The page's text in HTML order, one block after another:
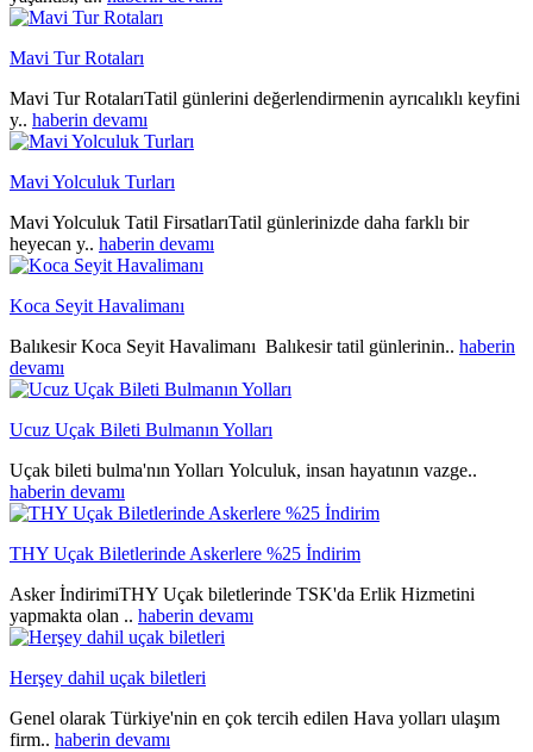
Mavi Tur Rotaları
Mavi Tur RotalarıTatil günlerini değerlendirmenin ayrıcalıklı keyfini
y.. haberin devamı
Mavi Yolculuk Turları
Mavi Yolculuk Tatil FirsatlarıTatil günlerinizde daha farklı bir
heyecan y.. haberin devamı
Koca Seyit Havalimanı
Balıkesir Koca Seyit Havalimanı Balıkesir tatil günlerinin.. haberin
devamı
Ucuz Uçak Bileti Bulmanın Yolları
Uçak bileti bulma'nın Yolları Yolculuk, insan hayatının vazge..
haberin devamı
THY Uçak Biletlerinde Askerlere %25 İndirim
Asker İndirimiTHY Uçak biletlerinde TSK'da Erlik Hizmetini
yapmakta olan .. haberin devamı
Herşey dahil uçak biletleri
Genel olarak Türkiye'nin en çok tercih edilen Hava yolları ulaşım
firm.. haberin devamı